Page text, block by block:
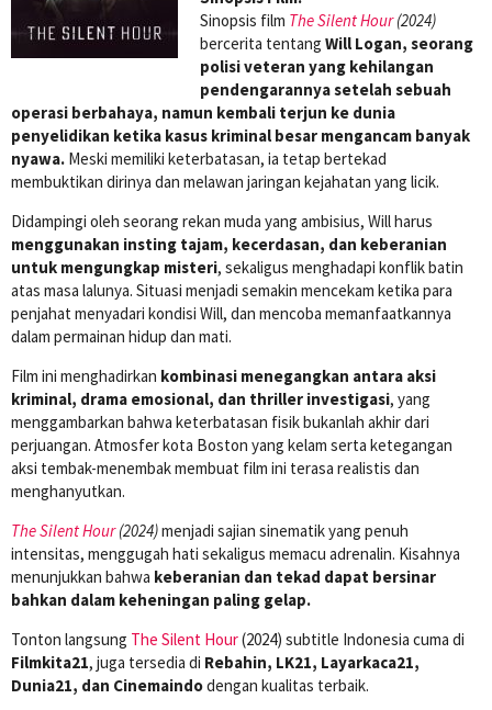
Sinopsis film The Silent Hour(2024)
bercerita tentang Will Logan, seorang
polisi veteran yang kehilangan
pendengarannya setelah sebuah
operasi berbahaya, namun kembali terjun ke dunia
penyelidikan ketika kasus kriminal besar mengancam banyak
nyawa. Meski memiliki keterbatasan, ia tetap bertekad
membuktikan dirinya dan melawan jaringan kejahatan yang licik.
Didampingi oleh seorang rekan muda yang ambisius, Will harus
menggunakan insting tajam, kecerdasan, dan keberanian
untuk mengungkap misteri, sekaligus menghadapi konflik batin
atas masa lalunya. Situasi menjadi semakin mencekam ketika para
penjahat menyadari kondisi Will, dan mencoba memanfaatkannya
dalam permainan hidup dan mati.
Film ini menghadirkan kombinasi menegangkan antara aksi
kriminal, drama emosional, dan thriller investigasi, yang
menggambarkan bahwa keterbatasan fisik bukanlah akhir dari
perjuangan. Atmosfer kota Boston yang kelam serta ketegangan
aksi tembak-menembak membuat film ini terasa realistis dan
menghanyutkan.
The Silent Hour(2024)menjadi sajian sinematik yang penuh
intensitas, menggugah hati sekaligus memacu adrenalin. Kisahnya
menunjukkan bahwa keberanian dan tekad dapat bersinar
bahkan dalam keheningan paling gelap.
Tonton langsung The Silent Hour(2024) subtitle Indonesia cuma di
Filmkita21, juga tersedia di Rebahin, LK21, Layarkaca21,
Dunia21, dan Cinemaindodengan kualitas terbaik.